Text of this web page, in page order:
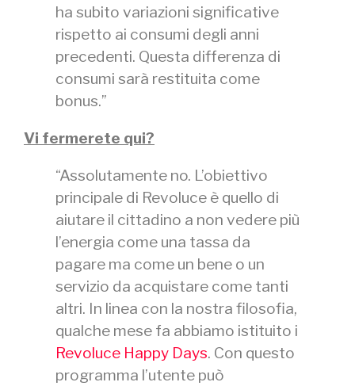
ha subito variazioni significative
rispetto ai consumi degli anni
precedenti. Questa differenza di
consumi sarà restituita come
bonus.”
Vi fermerete qui?
“Assolutamente no. L’obiettivo
principale di Revoluce è quello di
aiutare il cittadino a non vedere più
l’energia come una tassa da
pagare ma come un bene o un
servizio da acquistare come tanti
altri. In linea con la nostra filosofia,
qualche mese fa abbiamo istituito i
Revoluce Happy Days. Con questo
programma l’utente può